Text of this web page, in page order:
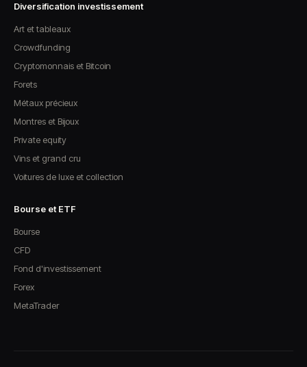
Diversification investissement
Art et tableaux
Crowdfunding
Cryptomonnais et Bitcoin
Forets
Métaux précieux
Montres et Bijoux
Private equity
Vins et grand cru
Voitures de luxe et collection
Bourse et ETF
Bourse
CFD
Fond d'investissement
Forex
MetaTrader